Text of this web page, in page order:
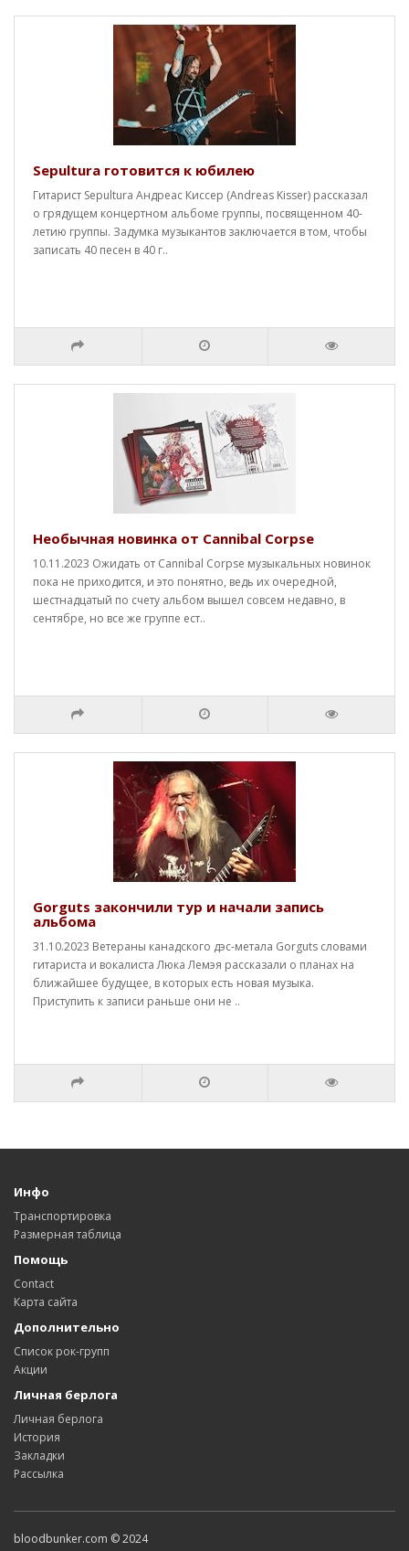
Sepultura готовится к юбилею
Гитарист Sepultura Андреас Киссер (Andreas Kisser) рассказал
о грядущем концертном альбоме группы, посвященном 40-
летию группы. Задумка музыкантов заключается в том, чтобы
записать 40 песен в 40 г..
Необычная новинка от Cannibal Corpse
10.11.2023 Ожидать от Cannibal Corpse музыкальных новинок
пока не приходится, и это понятно, ведь их очередной,
шестнадцатый по счету альбом вышел совсем недавно, в
сентябре, но все же группе ест..
Gorguts закончили тур и начали запись
альбома
31.10.2023 Ветераны канадского дэс-метала Gorguts словами
гитариста и вокалиста Люка Лемэя рассказали о планах на
ближайшее будущее, в которых есть новая музыка.
Приступить к записи раньше они не ..
Инфо
Транспортировка
Размерная таблица
Помощь
Contact
Карта сайта
Дополнительно
Список рок-групп
Акции
Личная берлога
Личная берлога
История
Закладки
Рассылка
bloodbunker.com © 2024